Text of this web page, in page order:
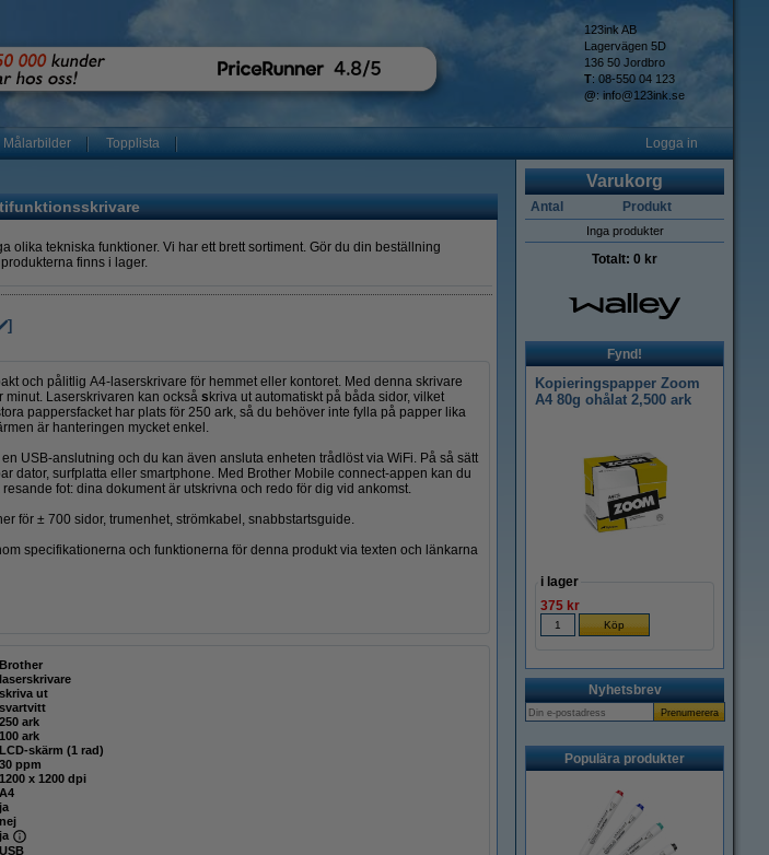
123ink AB
Lagervägen 5D
136 50 Jordbro
T: 08-550 04 123
@: info@123ink.se
Målarbilder Topplista Logga in
tekniska funktioner. Vi har ett brett sortiment. Gör du din beställning
finns i lager.
och pålitlig A4-laserskrivare för hemmet eller kontoret. Med denna skrivare
minut. Laserskrivaren kan också s kriva ut automatiskt på båda sidor, vilket
pappersfacket har plats för 250 ark, så du behöver inte fylla på papper lika
är hanteringen mycket enkel.
USB-anslutning och du kan även ansluta enheten trådlöst via WiFi. På så sätt
dator, surfplatta eller smartphone. Med Brother Mobile connect-appen kan du
fot: dina dokument är utskrivna och redo för dig vid ankomst.
för ± 700 sidor, trumenhet, strömkabel, snabbstartsguide.
specifikationerna och funktionerna för denna produkt via texten och länkarna
Brother
laserskrivare
skriva ut
svartvitt
250 ark
100 ark
LCD-skärm (1 rad)
30 ppm
1200 x 1200 dpi
A4
ja
nej
ja
USB
Varukorg
Antal Produkt
Inga produkter
Totalt: 0 kr
Fynd!
Kopieringspapper Zoom
A4 80g ohålat 2,500 ark
i lager
375 kr
Nyhetsbrev
Populära produkter